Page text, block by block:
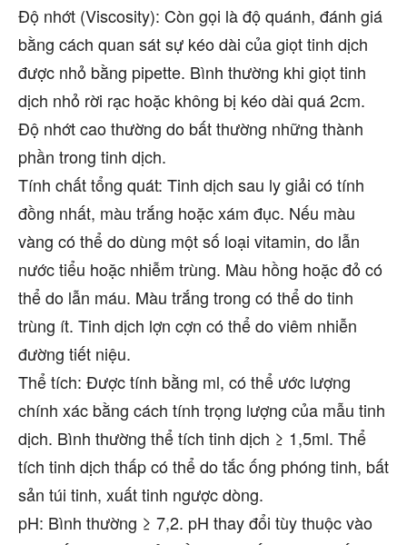
Độ nhớt (Viscosity): Còn gọi là độ quánh, đánh giá
bằng cách quan sát sự kéo dài của giọt tinh dịch
được nhỏ bằng pipette. Bình thường khi giọt tinh
dịch nhỏ rời rạc hoặc không bị kéo dài quá 2cm.
Độ nhớt cao thường do bất thường những thành
phần trong tinh dịch.
Tính chất tổng quát: Tinh dịch sau ly giải có tính
đồng nhất, màu trắng hoặc xám đục. Nếu màu
vàng có thể do dùng một số loại vitamin, do lẫn
nước tiểu hoặc nhiễm trùng. Màu hồng hoặc đỏ có
thể do lẫn máu. Màu trắng trong có thể do tinh
trùng ít. Tinh dịch lợn cợn có thể do viêm nhiễn
đường tiết niệu.
Thể tích: Được tính bằng ml, có thể ước lượng
chính xác bằng cách tính trọng lượng của mẫu tinh
dịch. Bình thường thể tích tinh dịch ≥ 1,5ml. Thể
tích tinh dịch thấp có thể do tắc ống phóng tinh, bất
sản túi tinh, xuất tinh ngược dòng.
pH: Bình thường ≥ 7,2. pH thay đổi tùy thuộc vào